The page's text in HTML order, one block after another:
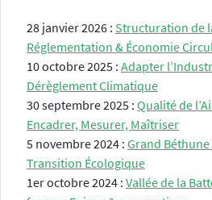
28 janvier 2026 : Structuration de
Réglementation & Économie
10 octobre 2025 : Adapter
Dérèglement Climatique
30 septembre 2025 : Qualité de
Encadrer, Mesurer, Maîtriser
5 novembre 2024 : Grand
Transition Écologique
1er octobre 2024 : Vallée de la